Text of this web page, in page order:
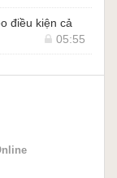
điều kiện cả
05:55